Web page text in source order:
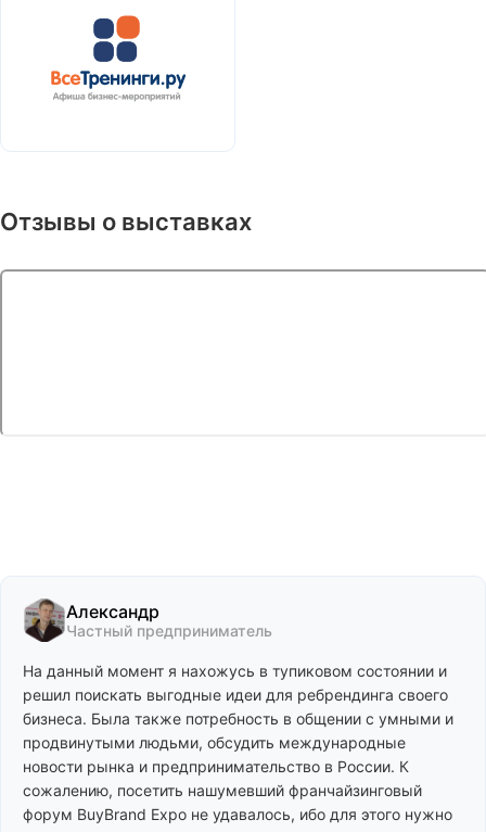
Отзывы о выставках
Александр
Частный предприниматель
На данный момент я нахожусь в тупиковом состоянии и
решил поискать выгодные идеи для ребрендинга своего
бизнеса. Была также потребность в общении с умными и
продвинутыми людьми, обсудить международные
новости рынка и предпринимательство в России. К
сожалению, посетить нашумевший франчайзинговый
форум BuyBrand Expo не удавалось, ибо для этого нужно